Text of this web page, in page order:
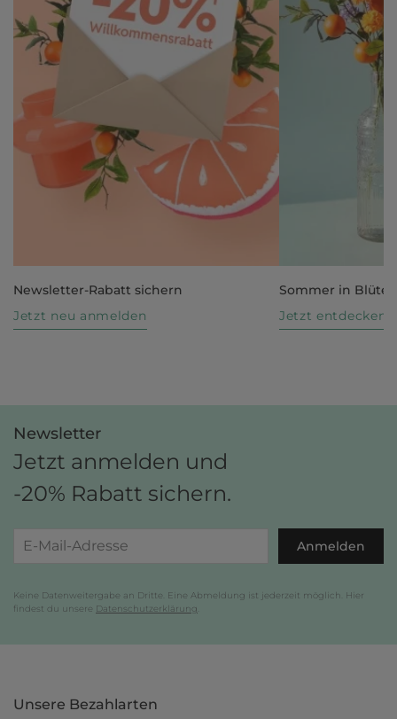
Newsletter-Rabatt sichern
Jetzt neu anmelden
Sommer in Blüte
Jetzt entdecken
Newsletter
Jetzt anmelden und
-20% Rabatt sichern.
Anmelden
Keine Datenweitergabe an Dritte. Eine Abmeldung ist jederzeit möglich. Hier
findest du unsere Datenschutzerklärung
Unsere Bezahlarten